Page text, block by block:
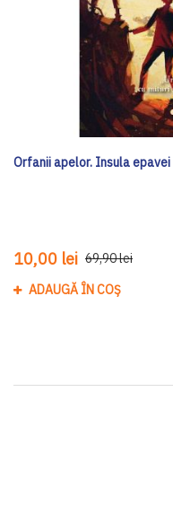
Orfanii apelor. Insula epavei
10,00 lei 69,90 lei
ADAUGĂ ÎN COȘ